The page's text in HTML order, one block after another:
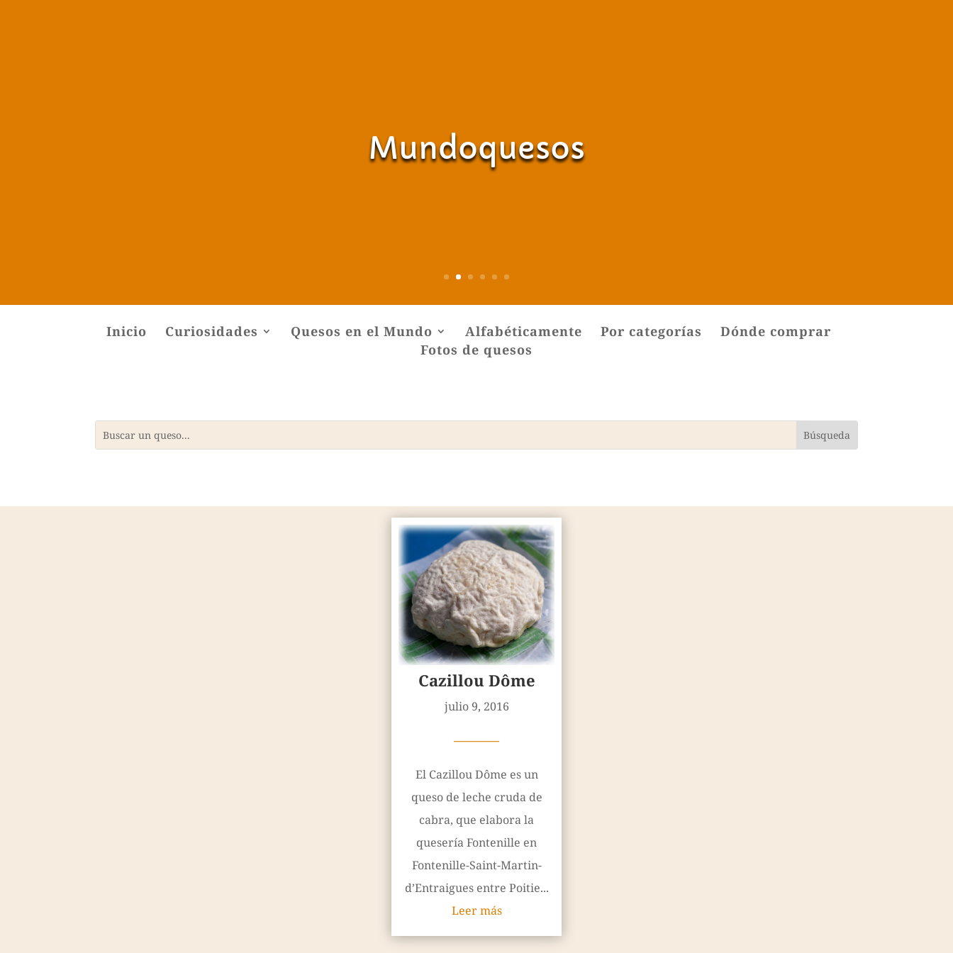
Mundoquesos
Inicio Curiosidades Quesos en el Mundo Alfabéticamente Por categorías
Dónde comprar
Fotos de quesos
Cazillou Dôme
julio 9, 2016
————
El Cazillou Dôme es un
queso de leche cruda de
cabra, que elabora la
quesería Fontenille en
Fontenille-Saint-Martin-
d’Entraigues entre Poitie...
Leer más